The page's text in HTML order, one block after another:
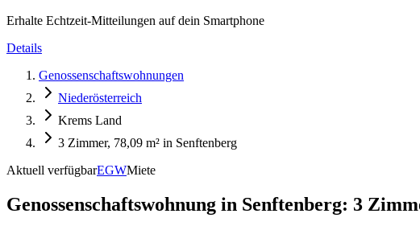
Erhalte Echtzeit-Mitteilungen auf dein Smartphone
Details
Genossenschaftswohnungen
Niederösterreich
Krems Land
3 Zimmer, 78,09 m² in Senftenberg
Aktuell verfügbarEGWMiete
Genossenschaftswohnung in Senftenberg: 3